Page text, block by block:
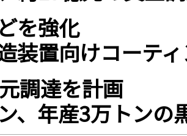
を強化
装置向けコーテ
調達を計画
、年産3万トンの